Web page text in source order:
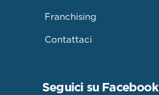
Franchising
Contattaci
Seguici su Facebook